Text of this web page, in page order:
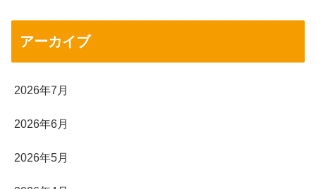
アーカイブ
2026年7月
2026年6月
2026年5月